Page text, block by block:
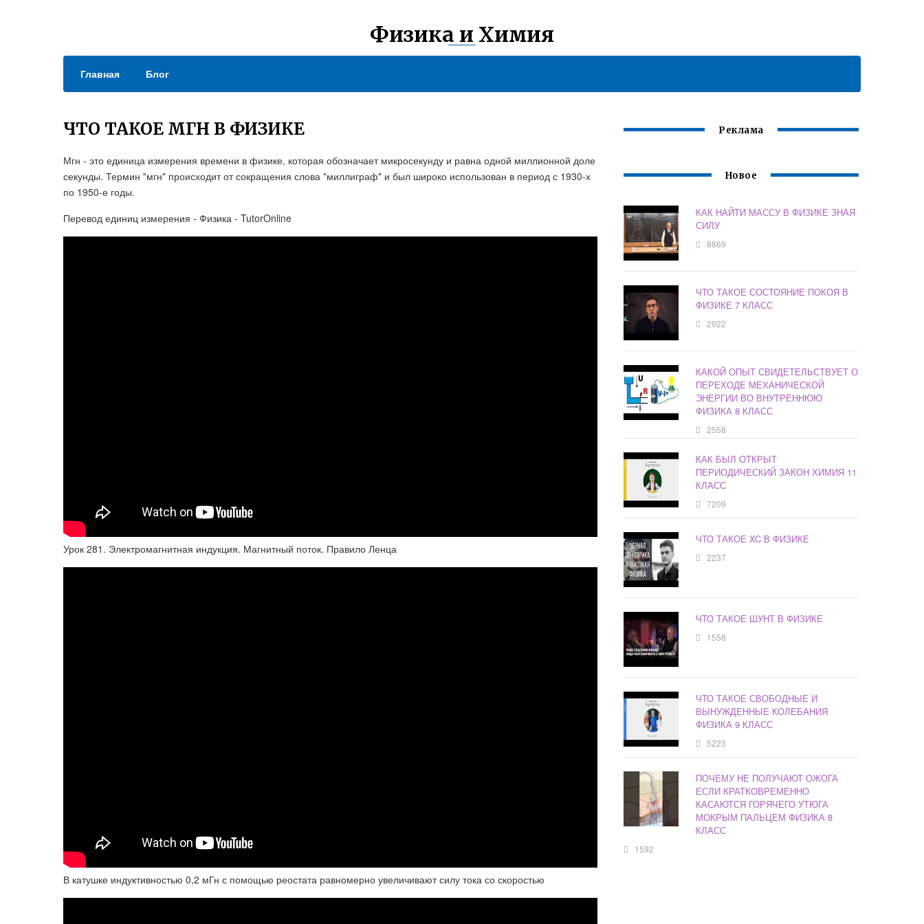
Физика и Химия
Главная Блог
ЧТО ТАКОЕ МГН В ФИЗИКЕ
Мгн - это единица измерения времени в физике, которая обозначает микросекунду и равна одной миллионной доле
секунды. Термин "мгн" происходит от сокращения слова "миллиграф" и был широко использован в период с 1930-х
по 1950-е годы.
Перевод единиц измерения - Физика - TutorOnline
Урок 281. Электромагнитная индукция. Магнитный поток. Правило Ленца
В катушке индуктивностью 0,2 мГн с помощью реостата равномерно увеличивают силу тока со скоростью
Реклама
Новое
КАК НАЙТИ МАССУ В ФИЗИКЕ ЗНАЯ
СИЛУ
8869
ЧТО ТАКОЕ СОСТОЯНИЕ ПОКОЯ В
ФИЗИКЕ 7 КЛАСС
2922
КАКОЙ ОПЫТ СВИДЕТЕЛЬСТВУЕТ О
ПЕРЕХОДЕ МЕХАНИЧЕСКОЙ
ЭНЕРГИИ ВО ВНУТРЕННЮЮ
ФИЗИКА 8 КЛАСС
2558
КАК БЫЛ ОТКРЫТ
ПЕРИОДИЧЕСКИЙ ЗАКОН ХИМИЯ 11
КЛАСС
7209
ЧТО ТАКОЕ XC В ФИЗИКЕ
2237
ЧТО ТАКОЕ ШУНТ В ФИЗИКЕ
1558
ЧТО ТАКОЕ СВОБОДНЫЕ И
ВЫНУЖДЕННЫЕ КОЛЕБАНИЯ
ФИЗИКА 9 КЛАСС
5223
ПОЧЕМУ НЕ ПОЛУЧАЮТ ОЖОГА
ЕСЛИ КРАТКОВРЕМЕННО
КАСАЮТСЯ ГОРЯЧЕГО УТЮГА
МОКРЫМ ПАЛЬЦЕМ ФИЗИКА 8
КЛАСС
1592